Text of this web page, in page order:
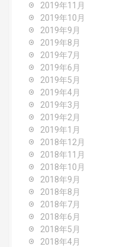
2019年11月
2019年10月
2019年9月
2019年8月
2019年7月
2019年6月
2019年5月
2019年4月
2019年3月
2019年2月
2019年1月
2018年12月
2018年11月
2018年10月
2018年9月
2018年8月
2018年7月
2018年6月
2018年5月
2018年4月